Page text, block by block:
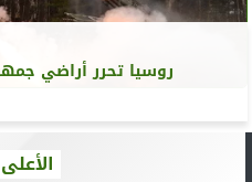
روسيا تحرر أراضي